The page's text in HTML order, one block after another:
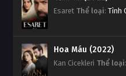
Esaret Thể loại: Tình
Hoa Máu (2022)
Kan Cicekleri Thể loại: